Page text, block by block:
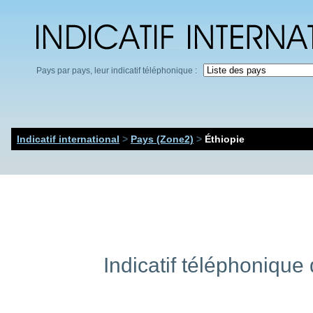
Pays par pays, leur indicatif téléphonique :
Indicatif international > Pays (Zone2) > Éthiopie
Indicatif téléphonique